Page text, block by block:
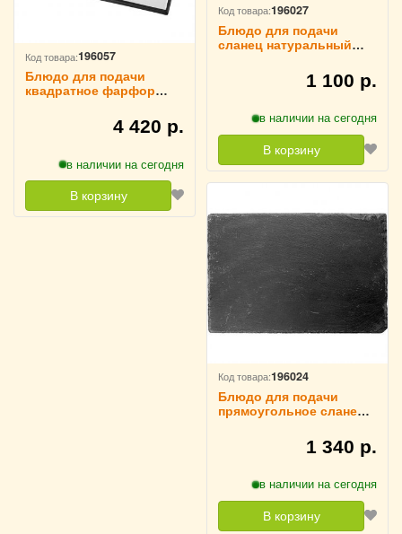
Код товара:196057
Блюдо для подачи
квадратное фарфор
4 420 р.
в наличии на сегодня
В корзину
Код товара:196027
Блюдо для подачи
сланец натуральный
1 100 р.
в наличии на сегодня
В корзину
Код товара:196024
Блюдо для подачи
прямоугольное сланец
Sunnex, 30226301 340 р.
в наличии на сегодня
В корзину